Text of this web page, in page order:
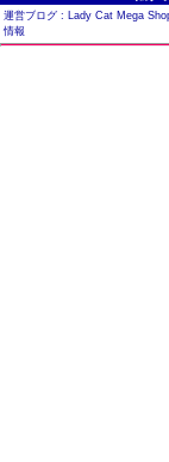
運営ブログ : Lady Cat Mega
情報